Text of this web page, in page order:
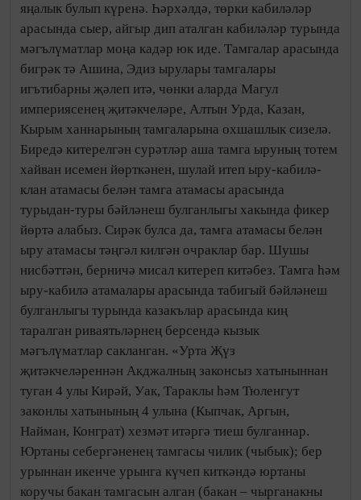
яңалык булып күренә. Һәрхәлдә, төрки кабиләләр
арасында сыер, айгыр дип аталган кабиләләр турында
мәгълүматлар моңа кадәр юк иде. Тамгалар арасында
бигрәк тә Ашина, Эдиз ырулары тамгалары
игътибарны җәлеп итә, чөнки аларда Магул
империясенең җитәкчеләре, Алтын Урда, Казан,
Кырым ханнарының тамгаларына охшашлык сизелә.
Биредә китерелгән сурәтләр аша тамга ыруның тотем
хайван исемен йөрткәнен, шулай итеп ыру-кабилә-
клан атамасы белән тамга атамасы арасында
турыдан-туры бәйләнеш булганлыгы хакында фикер
йөртә алабыз. Сирәк булса да, тамга атамасы белән
ыру атамасы тәңгәл килгән очраклар бар. Шушы
нисбәттән, берничә мисал китереп китәбез. Тамга һәм
ыру-кабилә атамалары арасында табигый бәйләнеш
булганлыгы турында казакълар арасында киң
таралган риваятьләрнең берсендә кызык
мәгълүматлар сакланган. «Урта Җүз
җитәкчеләреннән Акджалның законсыз хатыныннан
туган 4 улы Кирәй, Уак, Тараклы һәм Тюленгут
законлы хатынының 4 улына (Кыпчак, Аргын,
Найман, Конграт) хезмәт итәргә тиеш булганнар.
Юртаны себергәненең тамгасы чилик (чыбык); бер
урыннан икенче урынга күчеп киткәндә юртаны
коручы бакан тамгасын алган (бакан – чырганакны